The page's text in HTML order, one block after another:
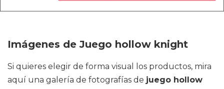
Imágenes de Juego hollow knight
Si quieres elegir de forma visual los productos, mira
aquí una galería de fotografías de juego hollow